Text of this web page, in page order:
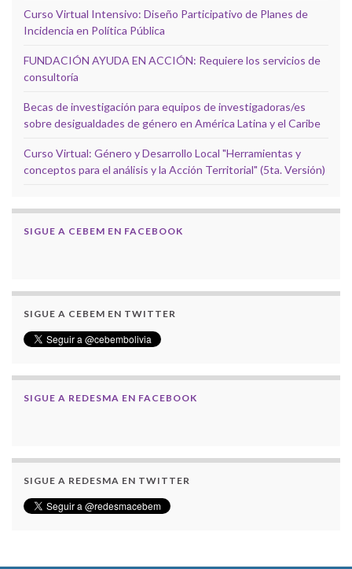
Curso Virtual Intensivo: Diseño Participativo de Planes de
Incidencia en Política Pública
FUNDACIÓN AYUDA EN ACCIÓN: Requiere los servicios de
consultoría
Becas de investigación para equipos de investigadoras/es
sobre desigualdades de género en América Latina y el Caribe
Curso Virtual: Género y Desarrollo Local "Herramientas y
conceptos para el análisis y la Acción Territorial" (5ta. Versión)
SIGUE A CEBEM EN FACEBOOK
SIGUE A CEBEM EN TWITTER
SIGUE A REDESMA EN FACEBOOK
SIGUE A REDESMA EN TWITTER